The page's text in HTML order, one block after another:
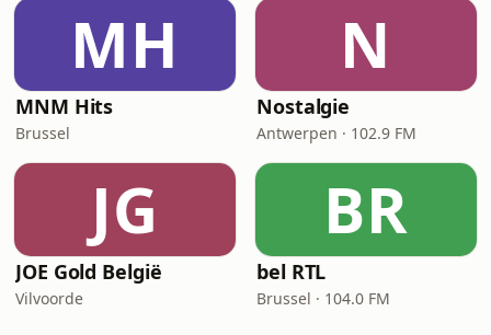
MH
MNM Hits
Brussel
N
Nostalgie
Antwerpen · 102.9 FM
JG
JOE Gold België
Vilvoorde
BR
bel RTL
Brussel · 104.0 FM